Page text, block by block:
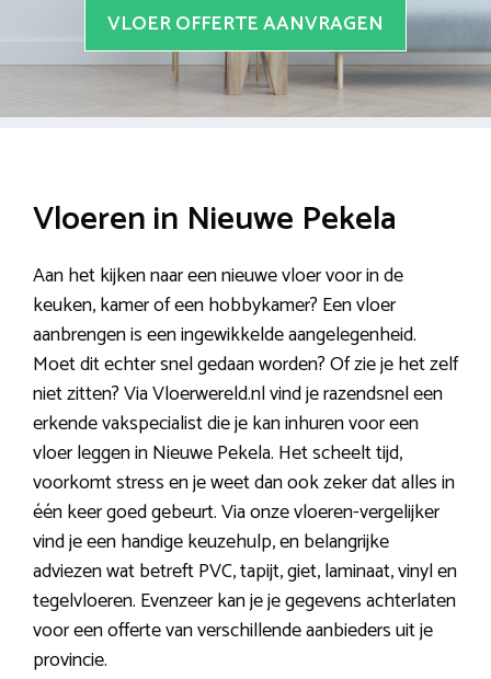
VLOER OFFERTE AANVRAGEN
Vloeren in Nieuwe Pekela
Aan het kijken naar een nieuwe vloer voor in de
keuken, kamer of een hobbykamer? Een vloer
aanbrengen is een ingewikkelde aangelegenheid.
Moet dit echter snel gedaan worden? Of zie je het zelf
niet zitten? Via Vloerwereld.nl vind je razendsnel een
erkende vakspecialist die je kan inhuren voor een
vloer leggen in Nieuwe Pekela. Het scheelt tijd,
voorkomt stress en je weet dan ook zeker dat alles in
één keer goed gebeurt. Via onze vloeren-vergelijker
vind je een handige keuzehulp, en belangrijke
adviezen wat betreft PVC, tapijt, giet, laminaat, vinyl en
tegelvloeren. Evenzeer kan je je gegevens achterlaten
voor een offerte van verschillende aanbieders uit je
provincie.